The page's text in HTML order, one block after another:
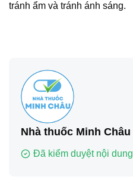
tránh ẩm và tránh ánh sáng.
Nhà thuốc Minh Châu
Đã kiểm duyệt nội dung